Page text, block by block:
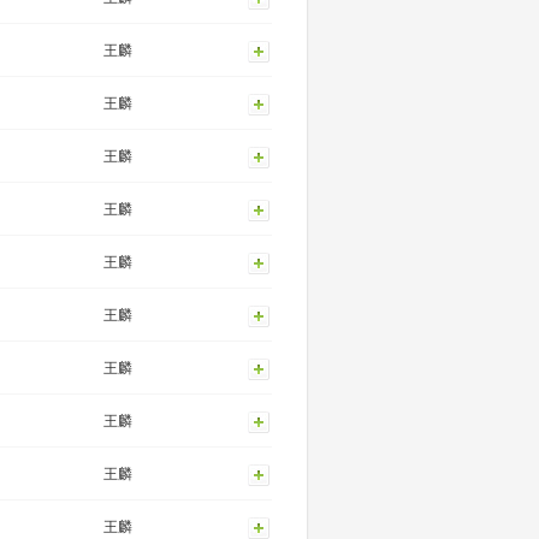
王麟
王麟
王麟
王麟
王麟
王麟
王麟
王麟
王麟
王麟